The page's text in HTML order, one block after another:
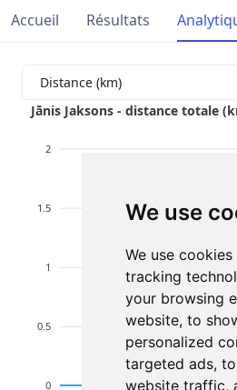
We use
We use
tracking
your browsing
website, to
personalized
targeted ads,
website traffic,
Accueil Résultats
Jānis Jaksons - distance totale
2
1.5
1
0.5
0